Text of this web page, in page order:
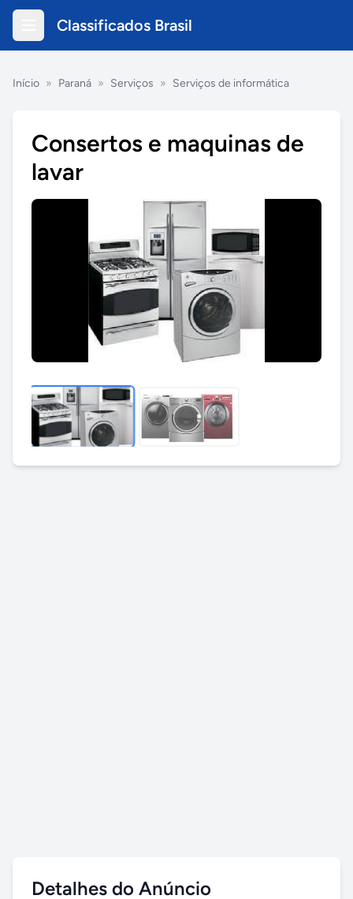
Classificados Brasil
Início » Paraná » Serviços » Serviços de informática
Consertos e maquinas de
lavar
Detalhes do Anúncio